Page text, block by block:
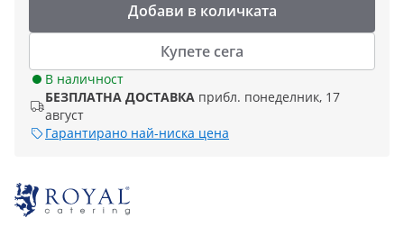
Добави в количката
Купете сега
В наличност
БЕЗПЛАТНА ДОСТАВКА прибл. понеделник, 17
август
Гарантирано най-ниска цена